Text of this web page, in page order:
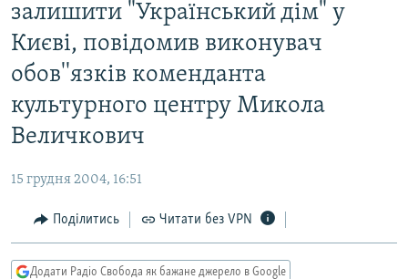
до
основної
навігації
до
пошуку
ПОЛІТИКА
ЕКОНОМІКА
СУСПІЛЬСТВО
КУЛЬТУРА
СВІТ
ВІЙНА
РОСІЙСЬКА «ФІЛЬТРАЦІЯ»
ДОНБАС.РЕАЛІЇ
КРИМ.РЕАЛІЇ
ПРИАЗОВ’Я
КИТАЙ.ВИКЛИКИ
залишити "Український дім" у
Києві, повідомив виконувач
обов''язків коменданта
культурного центру Микола
Величкович
15 грудня 2004, 16:51
Поділитись Читати без VPN
Додати Радіо Свобода як бажане джерело в Google